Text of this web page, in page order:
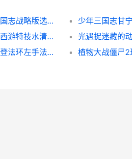
三国志战略版选啥子地方开荒 三国志战略版选择哪个出生地
梦幻西游特技水清有啥子用 梦幻西游特技水清诀有什么用
艾尔登法环左手匕首如何样 艾尔登法环左手法杖怎么放技能